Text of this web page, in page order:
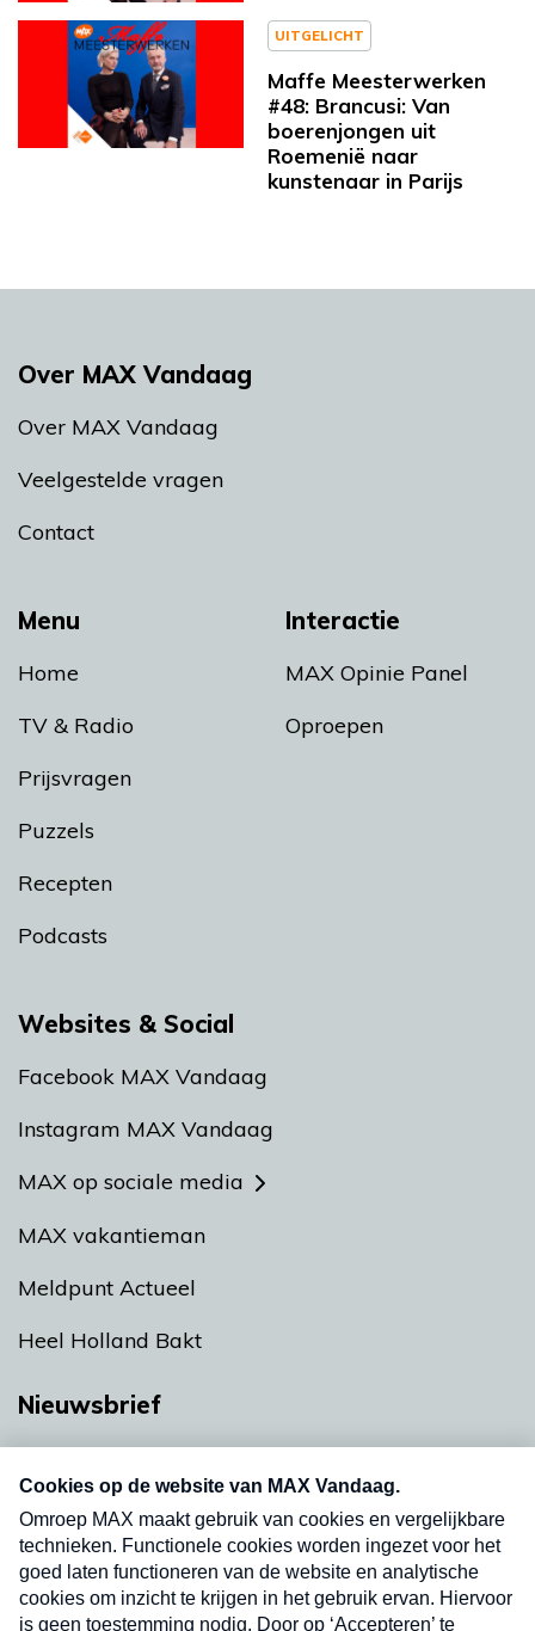
UITGELICHT
Maffe Meesterwerken
#48: Brancusi: Van
boerenjongen uit
Roemenië naar
kunstenaar in Parijs
Menu
Home
TV & Radio
Prijsvragen
Puzzels
Recepten
Podcasts
Interactie
MAX Opinie Panel
Oproepen
Over MAX Vandaag
Over MAX Vandaag
Veelgestelde vragen
Contact
Websites & Social
Facebook MAX Vandaag
Instagram MAX Vandaag
MAX op sociale media
MAX vakantieman
Meldpunt Actueel
Heel Holland Bakt
Nieuwsbrief
nieuwsbrief. Elke vrijdag- en dinsdagochtend in
uw mailbox.
Verzend